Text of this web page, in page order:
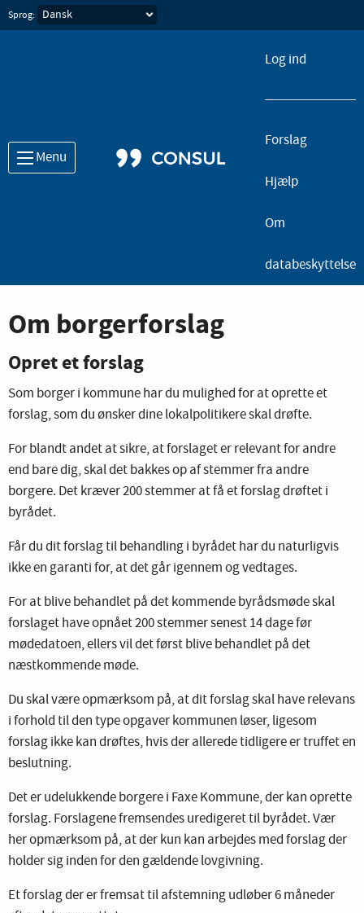
Sprog:
Menu
Log ind
Forslag
Hjælp
Om
databeskyttelse
Om borgerforslag
Opret et forslag
Som borger i kommune har du mulighed for at oprette et
forslag, som du ønsker dine lokalpolitikere skal drøfte.
For blandt andet at sikre, at forslaget er relevant for andre
end bare dig, skal det bakkes op af stemmer fra andre
borgere. Det kræver 200 stemmer at få et forslag drøftet i
byrådet.
Får du dit forslag til behandling i byrådet har du naturligvis
ikke en garanti for, at det går igennem og vedtages.
For at blive behandlet på det kommende byrådsmøde skal
forslaget have opnået 200 stemmer senest 14 dage før
mødedatoen, ellers vil det først blive behandlet på det
næstkommende møde.
Du skal være opmærksom på, at dit forslag skal have relevans
i forhold til den type opgaver kommunen løser, ligesom
forslag ikke kan drøftes, hvis der allerede tidligere er truffet en
beslutning.
Det er udelukkende borgere i Faxe Kommune, der kan oprette
forslag. Forslagene fremsendes uredigeret til byrådet. Vær
her opmærksom på, at der kun kan arbejdes med forslag der
holder sig inden for den gældende lovgivning.
Et forslag der er fremsat til afstemning udløber 6 måneder